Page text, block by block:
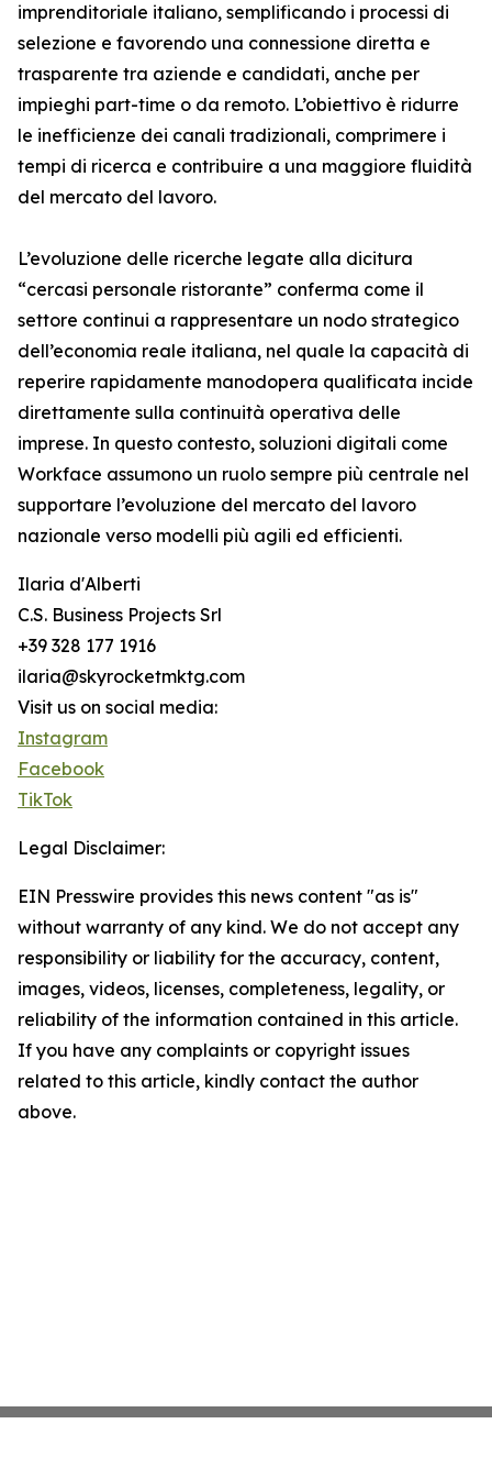
imprenditoriale italiano, semplificando i processi di
selezione e favorendo una connessione diretta e
trasparente tra aziende e candidati, anche per
impieghi part-time o da remoto. L’obiettivo è ridurre
le inefficienze dei canali tradizionali, comprimere i
tempi di ricerca e contribuire a una maggiore fluidità
del mercato del lavoro.
L’evoluzione delle ricerche legate alla dicitura
“cercasi personale ristorante” conferma come il
settore continui a rappresentare un nodo strategico
dell’economia reale italiana, nel quale la capacità di
reperire rapidamente manodopera qualificata incide
direttamente sulla continuità operativa delle
imprese. In questo contesto, soluzioni digitali come
Workface assumono un ruolo sempre più centrale nel
supportare l’evoluzione del mercato del lavoro
nazionale verso modelli più agili ed efficienti.
Ilaria d'Alberti
C.S. Business Projects Srl
+39 328 177 1916
ilaria@skyrocketmktg.com
Visit us on social media:
Instagram
Facebook
TikTok
Legal Disclaimer:
EIN Presswire provides this news content "as is"
without warranty of any kind. We do not accept any
responsibility or liability for the accuracy, content,
images, videos, licenses, completeness, legality, or
reliability of the information contained in this article.
If you have any complaints or copyright issues
related to this article, kindly contact the author
above.